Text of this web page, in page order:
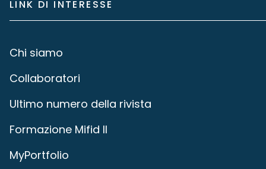
LINK DI INTERESSE
Chi siamo
Collaboratori
Ultimo numero della rivista
Formazione Mifid II
MyPortfolio